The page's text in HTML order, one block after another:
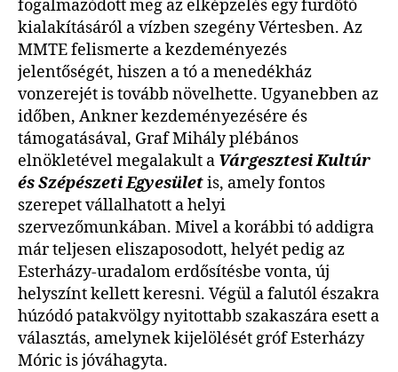
fogalmazódott meg az elképzelés egy fürdőtó
kialakításáról a vízben szegény Vértesben. Az
MMTE felismerte a kezdeményezés
jelentőségét, hiszen a tó a menedékház
vonzerejét is tovább növelhette. Ugyanebben az
időben, Ankner kezdeményezésére és
támogatásával, Graf Mihály plébános
elnökletével megalakult a Várgesztesi Kultúr
és Szépészeti Egyesületis, amely fontos
szerepet vállalhatott a helyi
szervezőmunkában. Mivel a korábbi tó addigra
már teljesen eliszaposodott, helyét pedig az
Esterházy-uradalom erdősítésbe vonta, új
helyszínt kellett keresni. Végül a falutól északra
húzódó patakvölgy nyitottabb szakaszára esett a
választás, amelynek kijelölését gróf Esterházy
Móric is jóváhagyta.